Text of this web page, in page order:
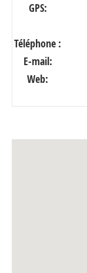
GPS:
Téléphone :
E-mail:
Web: